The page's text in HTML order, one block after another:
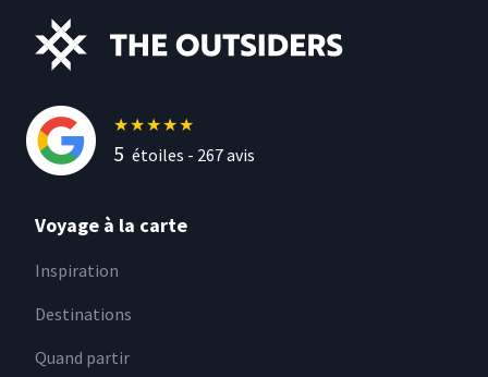
★★★★★
5 étoiles - 267avis
Voyage à la carte
Inspiration
Destinations
Quand partir